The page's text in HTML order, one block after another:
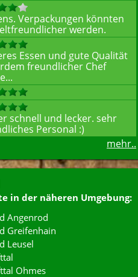
Verpackungen könnten
werden.
Essen und gute Qualität
freundlicher Chef
schnell und lecker. sehr
Personal :)
mehr..
in der näheren Umgebung:
Angenrod
Greifenhain
Leusel
Ohmes